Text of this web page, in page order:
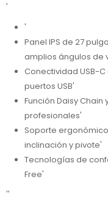
'
'
Panel IPS de 27
amplios ángulos de
Conectividad USB-
puertos USB'
Función Daisy
profesionales'
Soporte
inclinación y pivote'
Tecnologías de
Free'
''